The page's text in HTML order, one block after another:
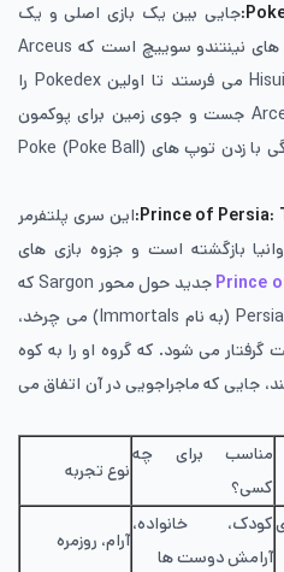
جایی بین یک بازی اصلی و یک
اسپین آف قرار دارد و جزوه بازی های نینتندو سوییچ است که Arceus
بازیکنان را به منطقه Hisui (Sinnoh) می فرستد تا اولین Pokedex را
تکمیل کنند. گیم پلی اصلی Arceus جست و جوی زمین برای پوکمون
است که می توان آنها را به سادگی با زدن توپ های Poke (Poke Ball)
Prince of Persia: این سری پلتفرمر
بازگشته است و جزوه بازی های
Prince
جدید حول محور Sargon که
جوان ترین عضو گارد سلطنتی Persian (به نام Immortals) می چرخد،
گرفتار می شود. که گروه او را به کوه
جایی که ماجراجویی در آن اتفاق می
مناسب برای چه
کسی؟
نوع تجربه
کودک، خانواده،
آرامش دوست ها
آرام، روزمره